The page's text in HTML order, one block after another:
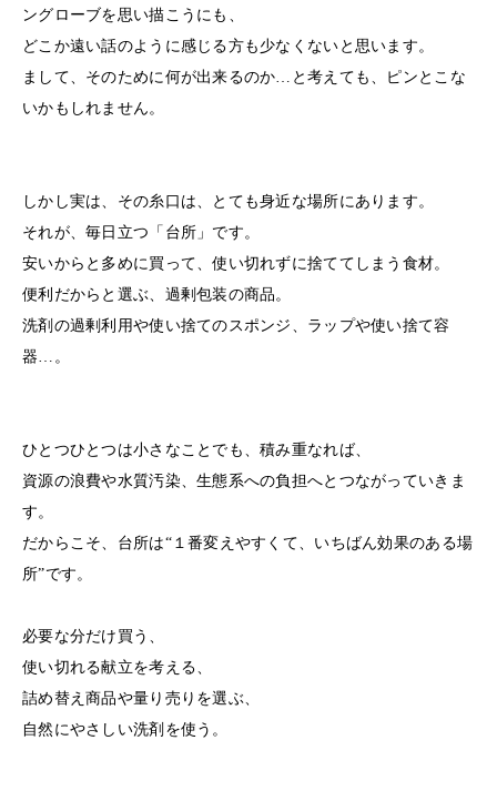
ングローブを思い描こうにも、
どこか遠い話のように感じる方も少なくないと思います。
まして、そのために何が出来るのか…と考えても、ピンとこな
いかもしれません。
しかし実は、その糸口は、とても身近な場所にあります。
それが、毎日立つ「台所」です。
安いからと多めに買って、使い切れずに捨ててしまう食材。
便利だからと選ぶ、過剰包装の商品。
洗剤の過剰利用や使い捨てのスポンジ、ラップや使い捨て容
器…。
ひとつひとつは小さなことでも、積み重なれば、
資源の浪費や水質汚染、生態系への負担へとつながっていきま
す。
だからこそ、台所は“１番変えやすくて、いちばん効果のある場
所”です。
必要な分だけ買う、
使い切れる献立を考える、
詰め替え商品や量り売りを選ぶ、
自然にやさしい洗剤を使う。